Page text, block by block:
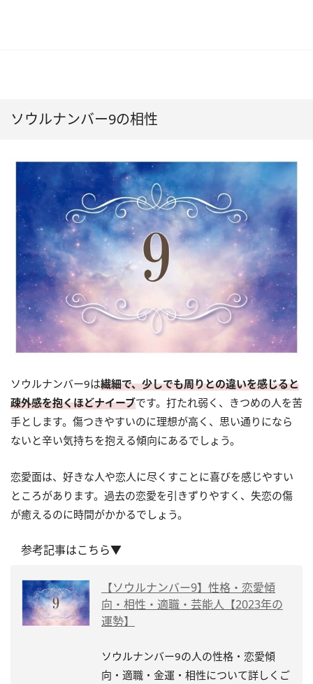
ソウルナンバー9の相性
ソウルナンバー9は繊細で、少しでも周りとの違いを感じると
疎外感を抱くほどナイーブです。打たれ弱く、きつめの人を苦
手とします。傷つきやすいのに理想が高く、思い通りになら
ないと辛い気持ちを抱える傾向にあるでしょう。
恋愛面は、好きな人や恋人に尽くすことに喜びを感じやすい
ところがあります。過去の恋愛を引きずりやすく、失恋の傷
が癒えるのに時間がかかるでしょう。
参考記事はこちら▼
【ソウルナンバー9】性格・恋愛傾
向・相性・適職・芸能人【2023年の
運勢】
ソウルナンバー9の人の性格・恋愛傾
向・適職・金運・相性について詳しくご